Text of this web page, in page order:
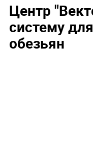
Центр
систему
обезьян